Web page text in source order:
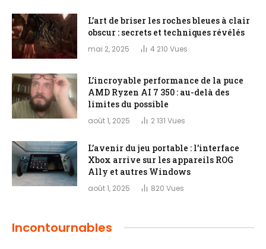
L’art de briser les roches bleues à clair
obscur : secrets et techniques révélés
mai 2, 2025 4 210 Vues
L’incroyable performance de la puce
AMD Ryzen AI 7 350 : au-delà des
limites du possible
août 1, 2025 2 131 Vues
L’avenir du jeu portable : l’interface
Xbox arrive sur les appareils ROG
Ally et autres Windows
août 1, 2025 820 Vues
Incontournables